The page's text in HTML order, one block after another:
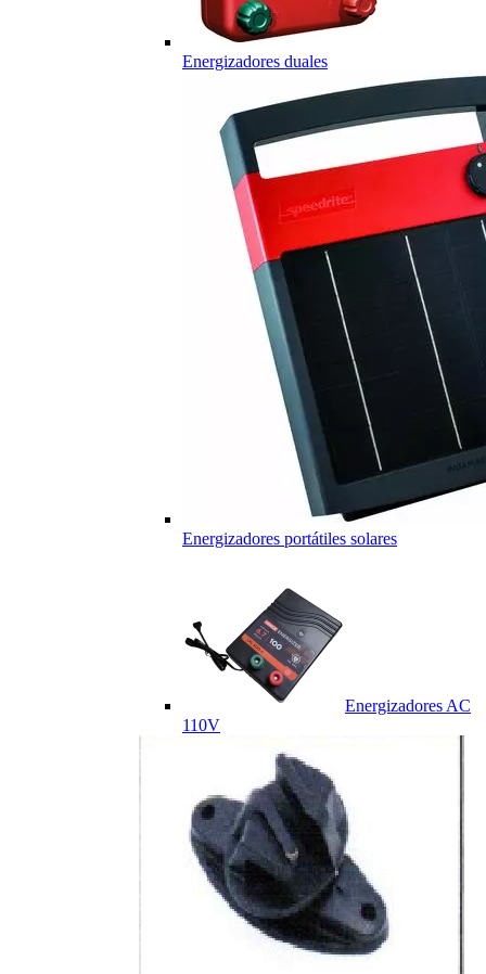
Energizadores duales
Energizadores portátiles solares
Energizadores AC
110V